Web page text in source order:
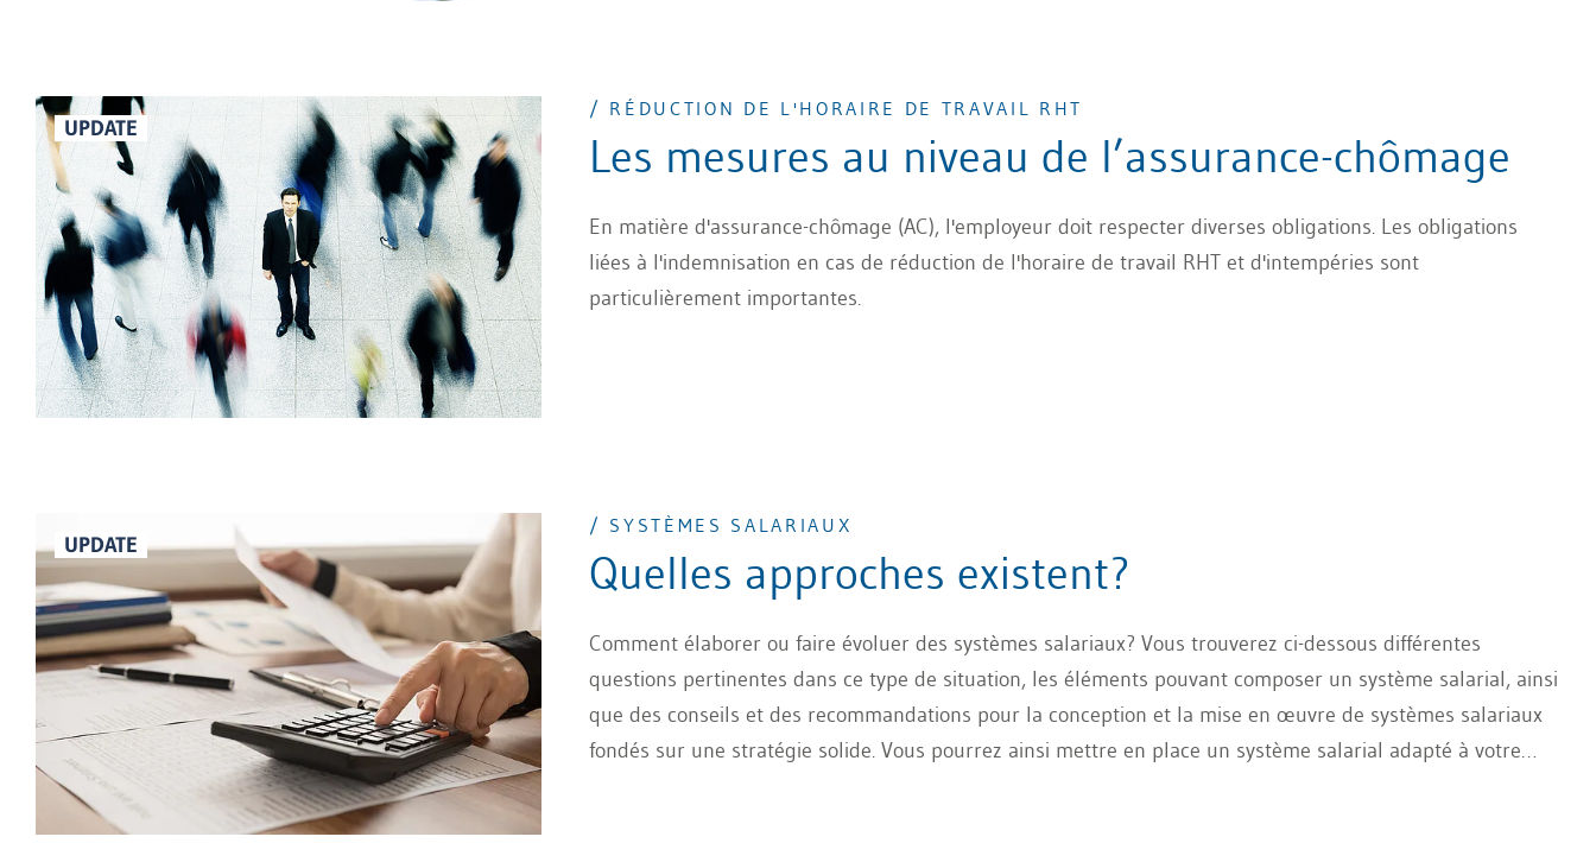
UPDATE
/ RÉDUCTION DE L'HORAIRE DE TRAVAIL RHT
Les mesures au niveau de l’assurance-chômage
En matière d'assurance-chômage (AC), l'employeur doit respecter diverses obligations. Les obligations
liées à l'indemnisation en cas de réduction de l'horaire de travail RHT et d'intempéries sont
particulièrement importantes.
UPDATE
/ SYSTÈMES SALARIAUX
Quelles approches existent?
Comment élaborer ou faire évoluer des systèmes salariaux? Vous trouverez ci-dessous différentes
questions pertinentes dans ce type de situation, les éléments pouvant composer un système salarial, ainsi
que des conseils et des recommandations pour la conception et la mise en œuvre de systèmes salariaux
fondés sur une stratégie solide. Vous pourrez ainsi mettre en place un système salarial adapté à votre